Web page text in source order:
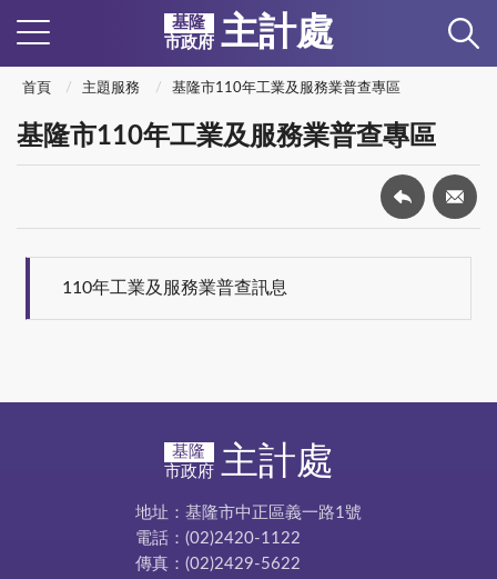
基隆
市政府 主計處
首頁 主題服務 基隆市110年工業及服務業普查專區
基隆市110年工業及服務業普查專區
110年工業及服務業普查訊息
基隆
市政府 主計處
地址：基隆市中正區義一路1號
電話：(02)2420-1122
傳真：(02)2429-5622